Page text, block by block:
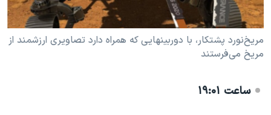
مریخ‌نورد پشتکار، با دوربینهایی که همراه دارد تصاویری ارزشمند از
مریخ می‌فرستند
ساعت ۱۹:۰۱